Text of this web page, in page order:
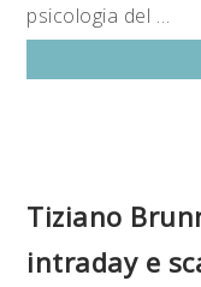
psicologia del …
Tiziano
intraday e